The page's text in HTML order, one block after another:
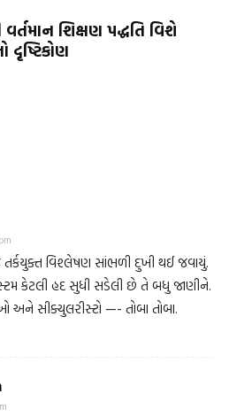
શિક્ષણ પદ્ધતિ વિશે
દૃષ્ટિકોણ
વિશ્લેષણ સાંભળી દુખી થઈ જવાયું.
કેટલી હદ સુધી સડેલી છે તે બધુ જાણીને.
અને સીક્યુલરીસ્ટો —- તોબા તોબા.